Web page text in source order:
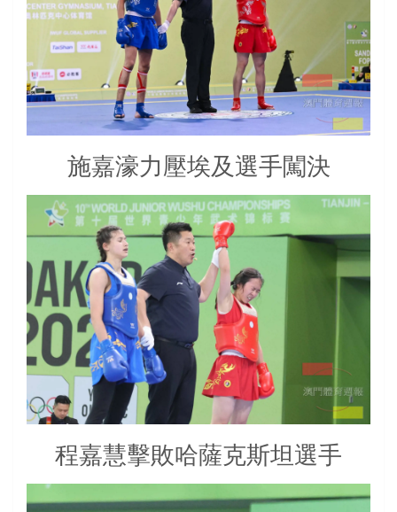
施嘉濠力壓埃及選手闖決
程嘉慧擊敗哈薩克斯坦選手